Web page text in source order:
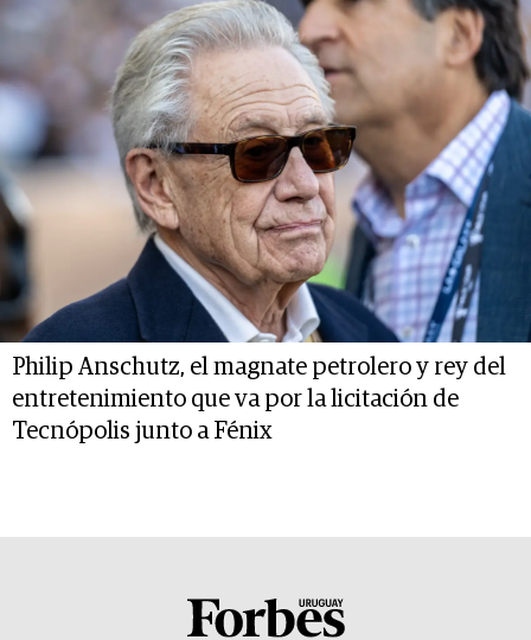
Philip Anschutz, el magnate petrolero y rey del
entretenimiento que va por la licitación de
Tecnópolis junto a Fénix